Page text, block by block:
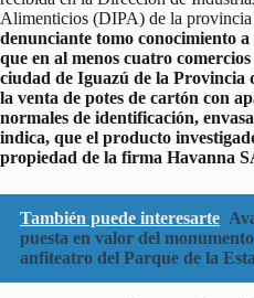
Alimenticios (DIPA) de la provincia
denunciante tomo conocimiento
que en al menos cuatro
ciudad de Iguazú de la Provincia
la venta de potes de cartón con
normales de identificación,
indica, que el producto
propiedad de la firma Havanna
También puede interesarte
puesta en valor del
anfiteatro del Parque de la